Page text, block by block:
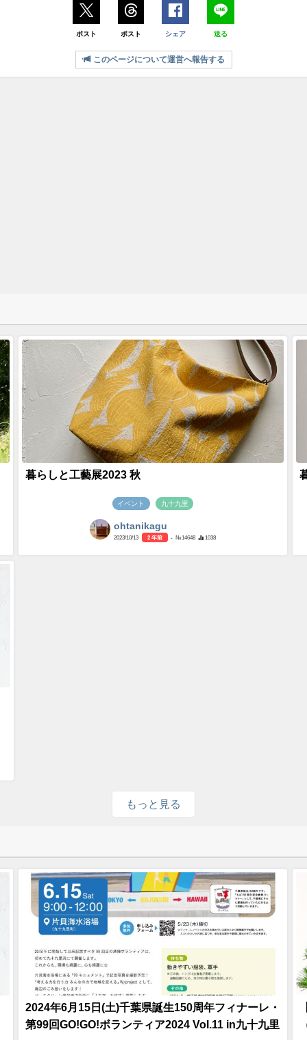
ポスト ポスト シェア 送る
このページについて運営へ報告する
暮らしと工藝展2023 秋
イベント 九十九里
ohtanikagu
2023/10/13 2 年前 - №14648 1038
もっと見る
2024年6月15日(土)千葉県誕生150周年フィナーレ・
第99回GO!GO!ボランティア2024 Vol.11 in九十九里